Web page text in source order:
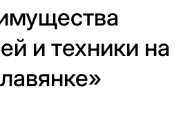
и техники на